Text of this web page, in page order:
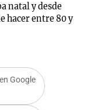
natal y desde
hacer entre 80 y
Google